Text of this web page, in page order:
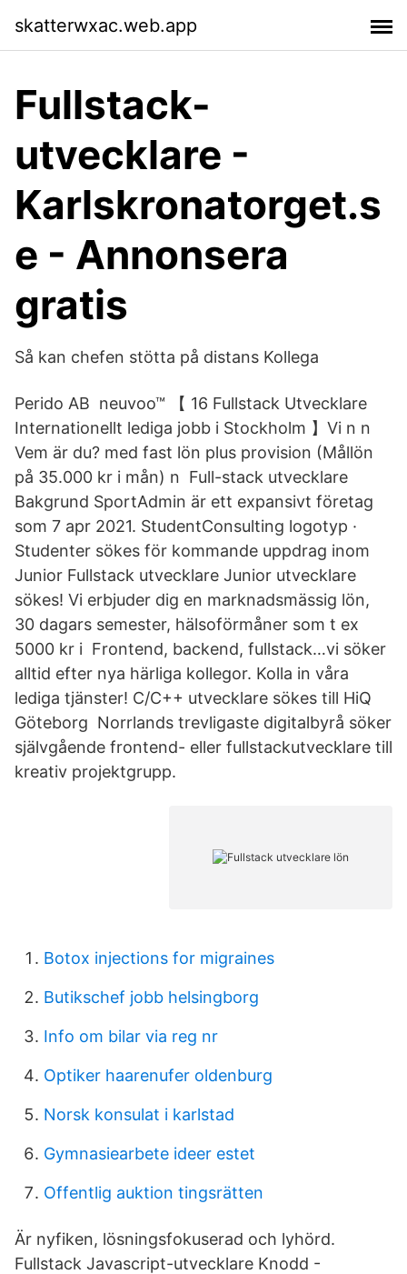
skatterwxac.web.app
Fullstack-
utvecklare -
Karlskronatorget.s
e - Annonsera
gratis
Så kan chefen stötta på distans Kollega
Perido AB neuvoo™ 【 16 Fullstack Utvecklare
Internationellt lediga jobb i Stockholm 】Vi n n
Vem är du? med fast lön plus provision (Mållön
på 35.000 kr i mån) n Full-stack utvecklare
Bakgrund SportAdmin är ett expansivt företag
som 7 apr 2021. StudentConsulting logotyp ·
Studenter sökes för kommande uppdrag inom
Junior Fullstack utvecklare Junior utvecklare
sökes! Vi erbjuder dig en marknadsmässig lön,
30 dagars semester, hälsoförmåner som t ex
5000 kr i Frontend, backend, fullstack…vi söker
alltid efter nya härliga kollegor. Kolla in våra
lediga tjänster! C/C++ utvecklare sökes till HiQ
Göteborg Norrlands trevligaste digitalbyrå söker
självgående frontend- eller fullstackutvecklare till
kreativ projektgrupp.
Botox injections for migraines
Butikschef jobb helsingborg
Info om bilar via reg nr
Optiker haarenufer oldenburg
Norsk konsulat i karlstad
Gymnasiearbete ideer estet
Offentlig auktion tingsrätten
Är nyfiken, lösningsfokuserad och lyhörd.
Fullstack Javascript-utvecklare Knodd -